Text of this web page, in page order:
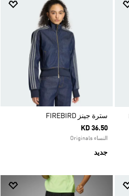
سترة جينز FIREBIRD
KD 36.50
النساء Originals
جديد